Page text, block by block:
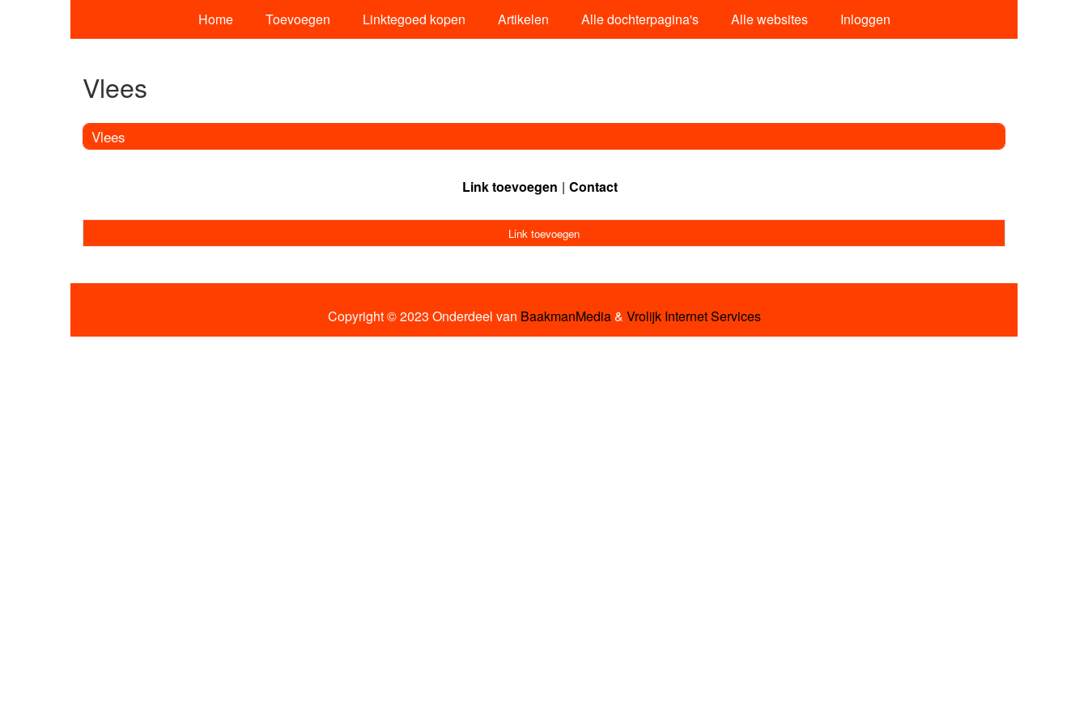
Home Toevoegen Linktegoed kopen Artikelen Alle dochterpagina's Alle websites Inloggen
Vlees
Vlees
Link toevoegen Contact
Link toevoegen
Copyright © 2023 Onderdeel van BaakmanMedia& Vrolijk Internet Services